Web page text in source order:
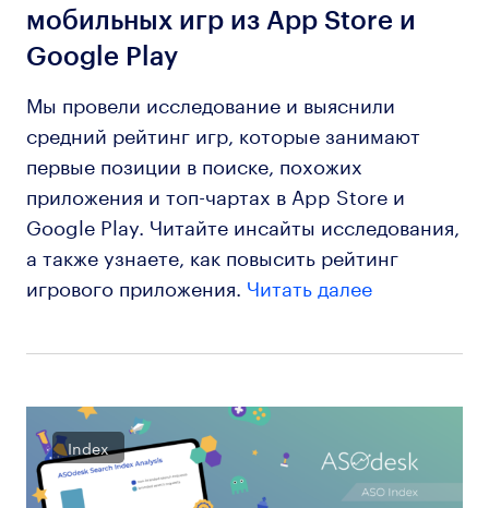
мобильных игр из App Store и
Google Play
Мы провели исследование и выяснили
средний рейтинг игр, которые занимают
первые позиции в поиске, похожих
приложения и топ-чартах в App Store и
Google Play. Читайте инсайты исследования,
а также узнаете, как повысить рейтинг
игрового приложения. Читать далее
Index